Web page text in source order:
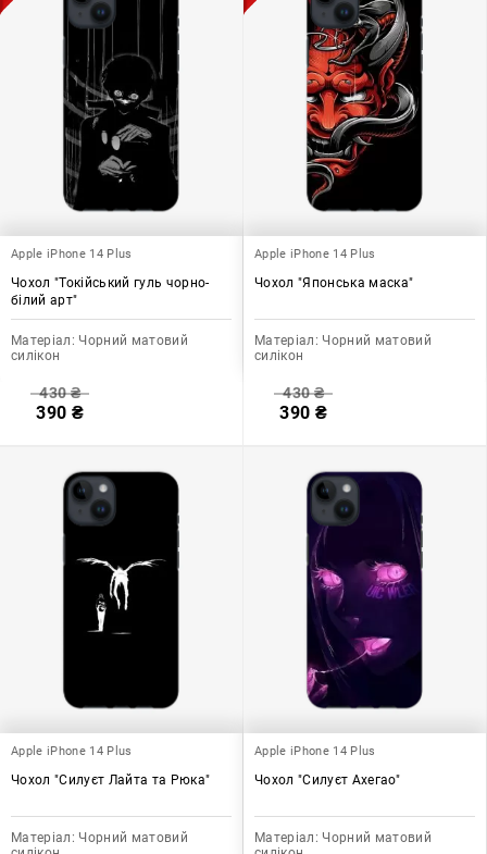
Apple iPhone 14 Plus
Чохол "Токійський гуль чорно-
білий арт"
Матеріал: Чорний матовий
силікон
430₴
390 ₴
Apple iPhone 14 Plus
Чохол "Японська маска"
Матеріал: Чорний матовий
силікон
430₴
390 ₴
Apple iPhone 14 Plus
Чохол "Силуєт Лайта та Рюка"
Матеріал: Чорний матовий
Apple iPhone 14 Plus
Чохол "Силуєт Ахегао"
Матеріал: Чорний матовий